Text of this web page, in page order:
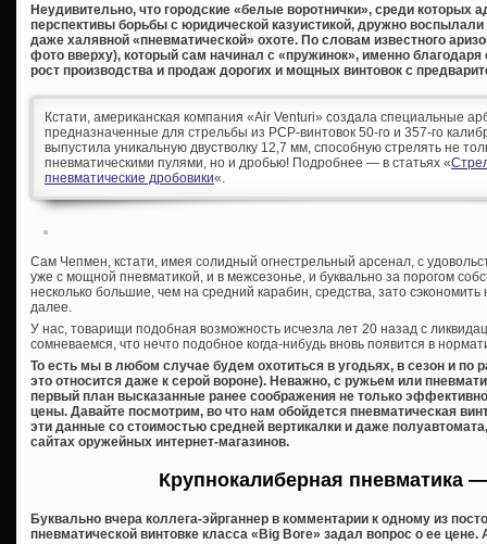
Неудивительно, что городские «белые воротнички», среди которых
перспективы борьбы с юридической казуистикой, дружно
даже халявной «пневматической» охоте. По словам известного
фото вверху), который сам начинал с «пружинок», именно
рост производства и продаж дорогих и мощных винтовок с
Кстати, американская компания «Air Venturi» создала специальные
предназначенные для стрельбы из PCP-винтовок 50-го и 357-го
выпустила уникальную двустволку 12,7 мм, способную стрелять не
пневматическими пулями, но и дробью! Подробнее — в статьях «
пневматические дробовики«.
Сам Чепмен, кстати, имея солидный огнестрельный арсенал, с
уже с мощной пневматикой, и в межсезонье, и буквально за порогом
несколько большие, чем на средний карабин, средства, зато сэкономить
далее.
У нас, товарищи подобная возможность исчезла лет 20 назад с
сомневаемся, что нечто подобное когда-нибудь вновь появится в
То есть мы в любом случае будем охотиться в угодьях, в сезон и по
это относится даже к серой вороне). Неважно, с ружьем или
первый план высказанные ранее соображения не только
цены. Давайте посмотрим, во что нам обойдется пневматическая
эти данные со стоимостью средней вертикалки и даже
сайтах оружейных интернет-магазинов.
Крупнокалиберная пневматика
Буквально вчера коллега-эйрганнер в комментарии к одному из
пневматической винтовке класса «Big Bore» задал вопрос о ее цене.